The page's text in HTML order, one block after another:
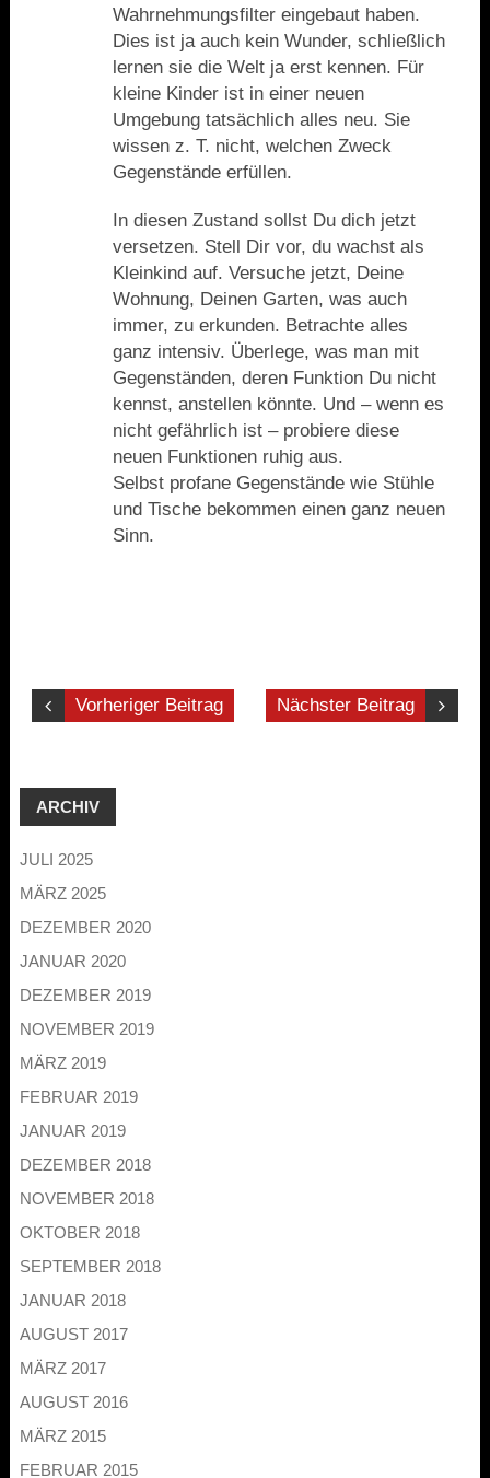
Wahrnehmungsfilter eingebaut haben.
Dies ist ja auch kein Wunder, schließlich
lernen sie die Welt ja erst kennen. Für
kleine Kinder ist in einer neuen
Umgebung tatsächlich alles neu. Sie
wissen z. T. nicht, welchen Zweck
Gegenstände erfüllen.
In diesen Zustand sollst Du dich jetzt
versetzen. Stell Dir vor, du wachst als
Kleinkind auf. Versuche jetzt, Deine
Wohnung, Deinen Garten, was auch
immer, zu erkunden. Betrachte alles
ganz intensiv. Überlege, was man mit
Gegenständen, deren Funktion Du nicht
kennst, anstellen könnte. Und – wenn es
nicht gefährlich ist – probiere diese
neuen Funktionen ruhig aus.
Selbst profane Gegenstände wie Stühle
und Tische bekommen einen ganz neuen
Sinn.
Nächster Beitrag
Vorheriger Beitrag
ARCHIV
JULI 2025
MÄRZ 2025
DEZEMBER 2020
JANUAR 2020
DEZEMBER 2019
NOVEMBER 2019
MÄRZ 2019
FEBRUAR 2019
JANUAR 2019
DEZEMBER 2018
NOVEMBER 2018
OKTOBER 2018
SEPTEMBER 2018
JANUAR 2018
AUGUST 2017
MÄRZ 2017
AUGUST 2016
MÄRZ 2015
FEBRUAR 2015